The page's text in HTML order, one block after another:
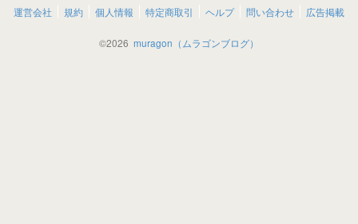
運営会社 規約 個人情報 特定商取引 ヘルプ 問い合わせ 広告掲載
©2026 muragon（ムラゴンブログ）